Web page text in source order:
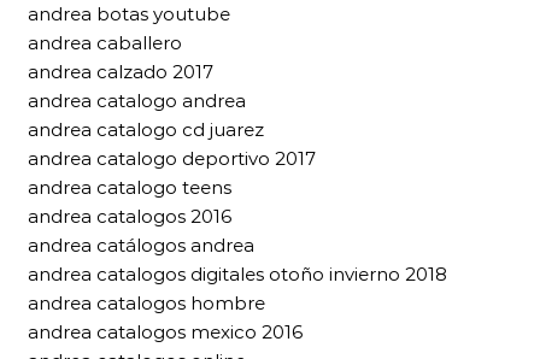
andrea botas youtube
andrea caballero
andrea calzado 2017
andrea catalogo andrea
andrea catalogo cd juarez
andrea catalogo deportivo 2017
andrea catalogo teens
andrea catalogos 2016
andrea catálogos andrea
andrea catalogos digitales otoño invierno 2018
andrea catalogos hombre
andrea catalogos mexico 2016